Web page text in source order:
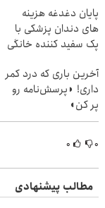
پایان دغدغه هزینه
های دندان پزشکی با
پک سفید کننده خانگی
آخرین باری که درد کمر
داری! ◗پرسش‌نامه رو
پر کن◖
۰ ۰
مطالب پیشنهادی